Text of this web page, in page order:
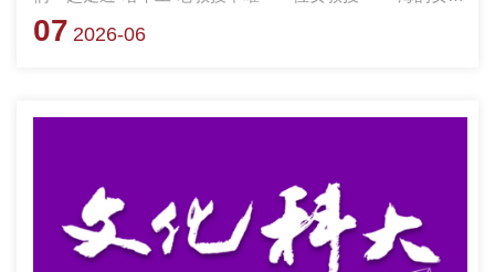
儿”刘恩兰教授。她的一生，如惊涛骇浪中的灯塔，始终照
07 2026-06